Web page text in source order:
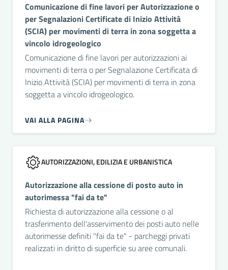
Comunicazione di fine lavori per Autorizzazione o
per Segnalazioni Certificate di Inizio Attività
(SCIA) per movimenti di terra in zona soggetta a
vincolo idrogeologico
Comunicazione di fine lavori per autorizzazioni ai
movimenti di terra o per Segnalazione Certificata di
Inizio Attività (SCIA) per movimenti di terra in zona
soggetta a vincolo idrogeologico.
VAI ALLA PAGINA
AUTORIZZAZIONI, EDILIZIA E URBANISTICA
Autorizzazione alla cessione di posto auto in
autorimessa "fai da te"
Richiesta di autorizzazione alla cessione o al
trasferimento dell'asservimento dei posti auto nelle
autorimesse definiti "fai da te" - parcheggi privati
realizzati in diritto di superficie su aree comunali.